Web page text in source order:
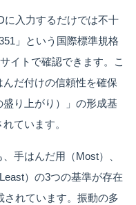
に入力するだけでは不十
」という国際標準規格
イトで確認できます。こ
だ付けの信頼性を確保
り上がり）」の形成基
ています。
手はんだ用（Most）、
）の3つの基準が存在
されています。振動の多